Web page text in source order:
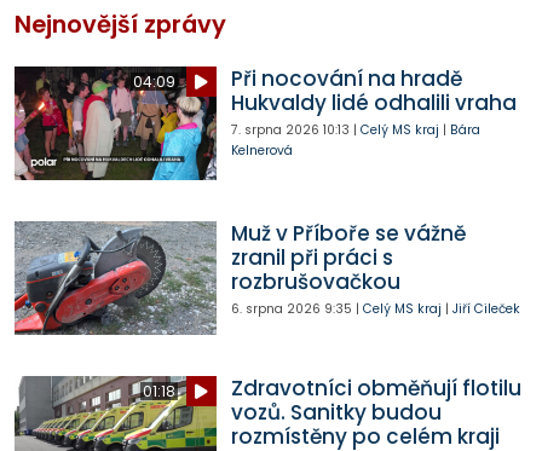
Nejnovější zprávy
04:09
Při nocování na hradě
Hukvaldy lidé odhalili vraha
7. srpna 2026 10:13 | Celý MS kraj | Bára
Kelnerová
Muž v Příboře se vážně
zranil při práci s
rozbrušovačkou
6. srpna 2026 9:35 | Celý MS kraj | Jiří Cileček
01:18
Zdravotníci obměňují flotilu
vozů. Sanitky budou
rozmístěny po celém kraji